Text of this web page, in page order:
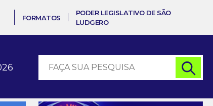
FORMATOS
PODER LEGISLATIVO DE SÃO
LUDGERO